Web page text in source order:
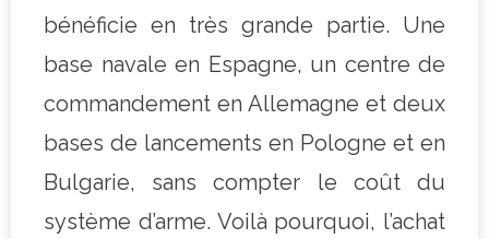
bénéficie en très grande partie. Une
base navale en Espagne, un centre de
commandement en Allemagne et deux
bases de lancements en Pologne et en
Bulgarie, sans compter le coût du
système d’arme. Voilà pourquoi, l’achat